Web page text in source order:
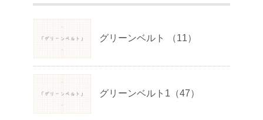
グリーンベルト （11）
グリーンベルト1（47）